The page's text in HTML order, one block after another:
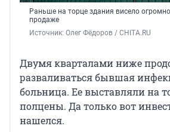
Раньше на торце здания висело
продаже
Источник: Олег Фёдоров / CHITA.RU
Двумя кварталами ниже
разваливаться бывшая
больница. Ее выставляли на
полцены. Да только вот
нашелся.